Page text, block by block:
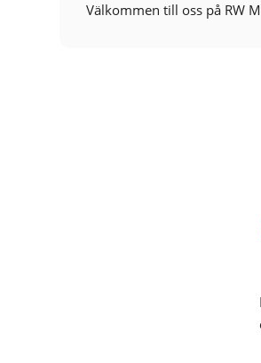
Välkommen till oss på RW